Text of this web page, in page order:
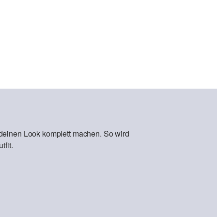
Look komplett machen. So wird